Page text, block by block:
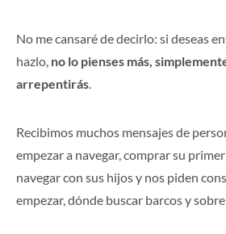
No me cansaré de decirlo: si deseas
hazlo, no lo pienses más,
arrepentirás
Recibimos muchos mensajes de
empezar a navegar, comprar su
navegar con sus hijos y nos piden
empezar, dónde buscar barcos y